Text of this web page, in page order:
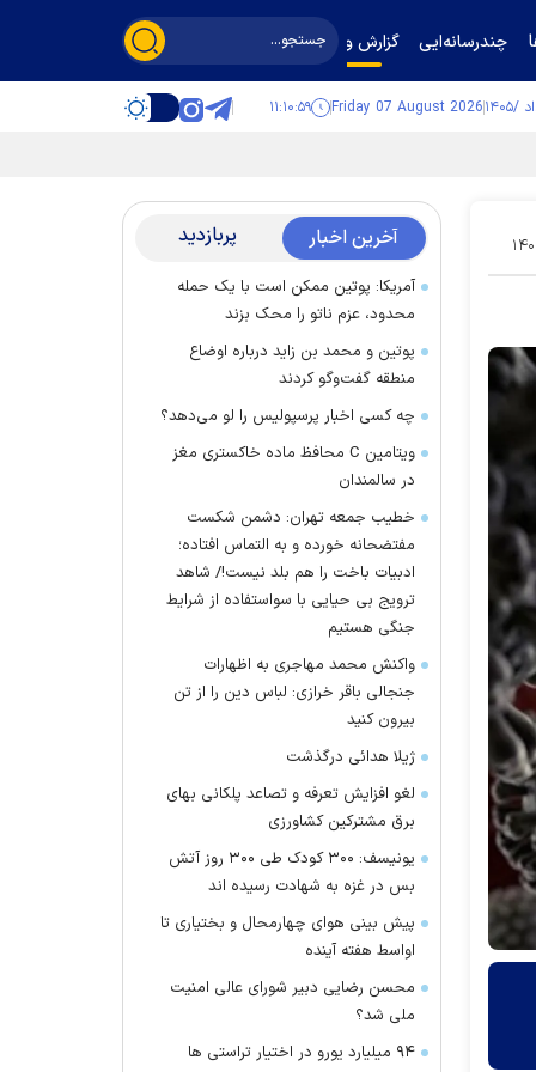
چندرسانه‌ایی گزارش و گفت‌وگو
Friday 07 August 2026 ۱۱:۱۱:۰۰
۱۲ آخرین اخبار پربازدید
آمریکا: پوتین ممکن است با یک حمله
محدود، عزم ناتو را محک بزند
پوتین و محمد بن زاید درباره اوضاع
منطقه گفت‌وگو کردند
چه کسی اخبار پرسپولیس را لو می‌دهد؟
ویتامین C محافظ ماده خاکستری مغز
در سالمندان
خطیب جمعه تهران: دشمن شکست
مفتضحانه خورده و به التماس افتاده؛
ادبیات باخت را هم بلد نیست!/ شاهد
ترویج بی حیایی با سواستفاده از شرایط
جنگی هستیم
واکنش محمد مهاجری به اظهارات
جنجالی باقر خرازی: لباس دین را از تن
بیرون کنید
ژیلا هدائی درگذشت
لغو افزایش تعرفه و تصاعد پلکانی بهای
برق مشترکین کشاورزی
یونیسف: ۳۰۰ کودک طی ۳۰۰ روز آتش
بس در غزه به شهادت رسیده اند
پیش بینی هوای چهارمحال و بختیاری تا
اواسط هفته آینده
محسن رضایی دبیر شورای عالی امنیت
ملی شد؟
۹۴ میلیارد یورو در اختیار تراستی ها